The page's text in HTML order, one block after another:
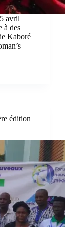
avril
à des
Kaboré
édition